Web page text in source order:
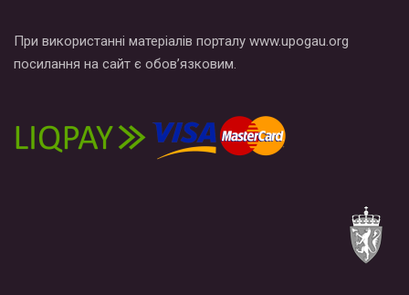
При використанні матеріалів порталу www.upogau.org
посилання на сайт є обов’язковим.